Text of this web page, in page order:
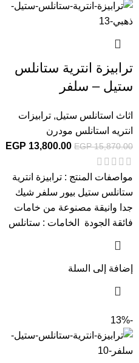
ترابيزة انترية ستانلس
ستيل – سلفر
اثاث استانلس ستيل, ترابيزات
انتريه استانلس مودرن
EGP15,870.00
EGP 13,800.00
مواصفات المنتج : ترابيزة انترية
ستانلس ستيل بيور سلفر شيك
جدا وانيقة مصنوعة من خامات
فائقة الجودة الخامات : ستانلس
إضافة إلى السلة
-13%